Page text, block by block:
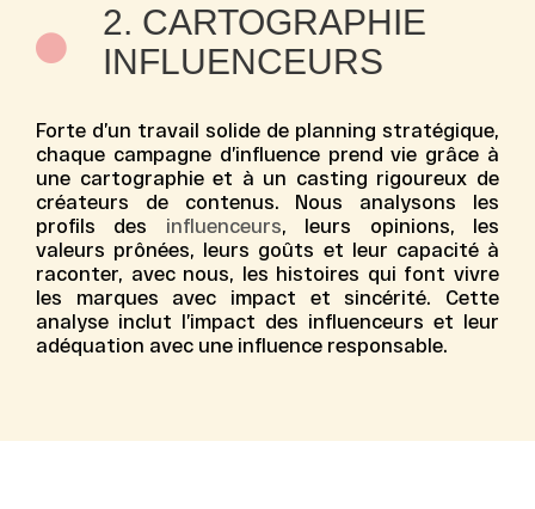
2. CARTOGRAPHIE
INFLUENCEURS
Forte d’un travail solide de planning stratégique,
chaque campagne d’influenceprend vie grâce à
une cartographie et à un casting rigoureux de
créateurs de contenus. Nous analysons les
profils des influenceurs, leurs opinions, les
valeurs prônées, leurs goûts et leur capacité à
raconter, avec nous, les histoires qui font vivre
les marques avec impact et sincérité. Cette
analyse inclut l’impact des influenceurs et leur
adéquation avec une influence responsable.